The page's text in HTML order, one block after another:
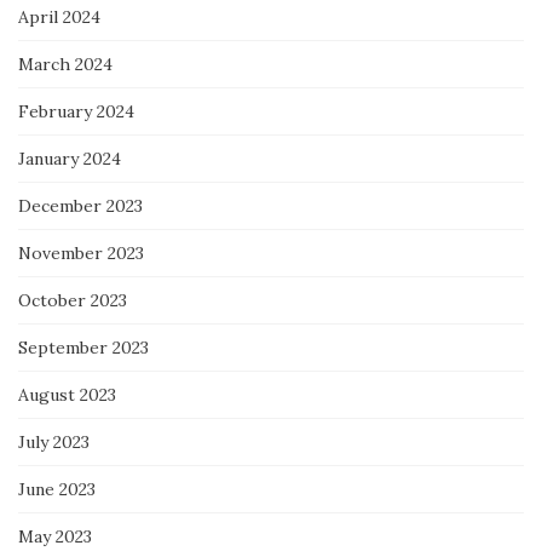
April 2024
March 2024
February 2024
January 2024
December 2023
November 2023
October 2023
September 2023
August 2023
July 2023
June 2023
May 2023